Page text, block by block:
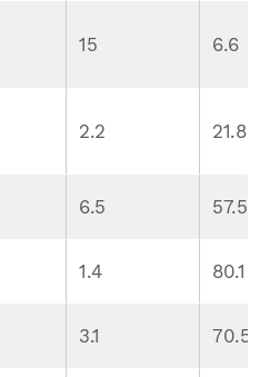
15 6.6
2.2 21.8
6.5 57.5
1.4 80.1
3.1 70.5